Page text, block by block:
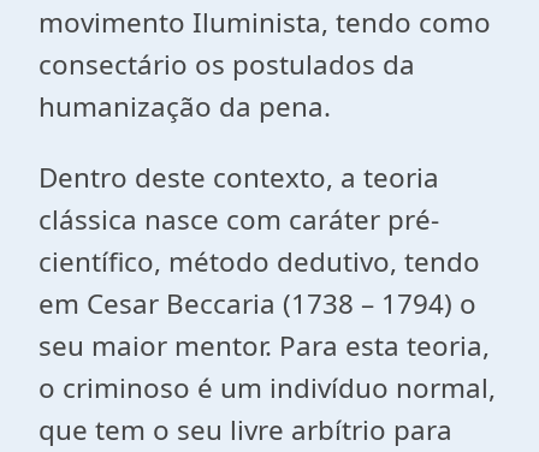
movimento Iluminista, tendo como
consectário os postulados da
humanização da pena.
Dentro deste contexto, a teoria
clássica nasce com caráter pré-
científico, método dedutivo, tendo
em Cesar Beccaria (1738 – 1794) o
seu maior mentor. Para esta teoria,
o criminoso é um indivíduo normal,
que tem o seu livre arbítrio para